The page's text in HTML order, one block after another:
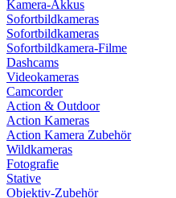
Kamera-Akkus
Sofortbildkameras
Sofortbildkameras
Sofortbildkamera-Filme
Dashcams
Videokameras
Camcorder
Action & Outdoor
Action Kameras
Action Kamera Zubehör
Wildkameras
Fotografie
Stative
Objektiv-Zubehör